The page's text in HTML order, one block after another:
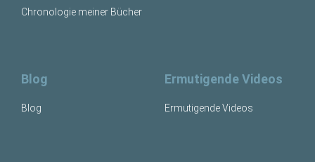
Chronologie meiner Bücher
Blog
Blog
Ermutigende Videos
Ermutigende Videos